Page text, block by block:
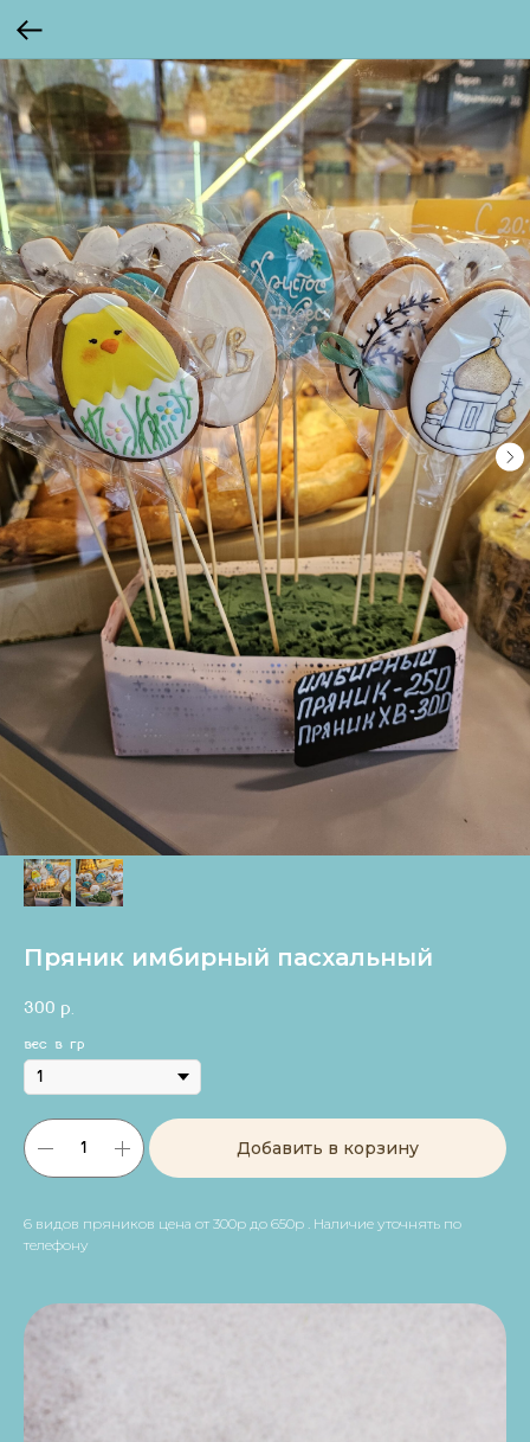
Пряник имбирный пасхальный
300 р.
вес в гр
Добавить в корзину
6 видов пряников цена от 300р до 650р . Наличие уточнять по
телефону